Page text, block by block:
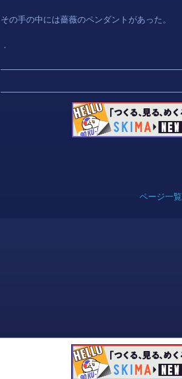
その手の中には薔薇のペンダントがあった。
．
ページ一覧